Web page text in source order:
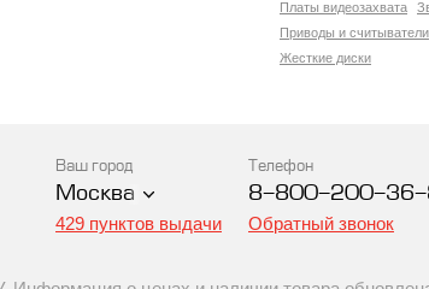
Платы видеозахвата
Приводы и считыватели
Жесткие диски
Ваш город
Москва
429 пунктов выдачи
Телефон
8-800-200-36-
Обратный звонок